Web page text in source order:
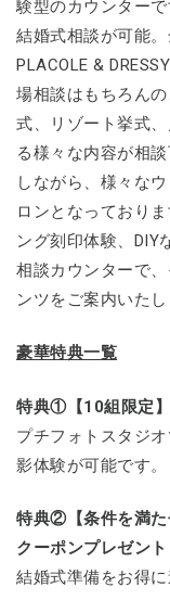
験型のカウンター
結婚式相談が可能
PLACOLE &
場相談はもちろん
式、リゾート挙式
る様々な内容が相
しながら、様々な
ロンとなっており
ング刻印体験、DIY
相談カウンターで
ンツをご案内いたし
豪華特典一覧
特典①【10組限定
プチフォトスタジ
影体験が可能です。
特典②【条件を満
クーポンプレゼント
結婚式準備をお得